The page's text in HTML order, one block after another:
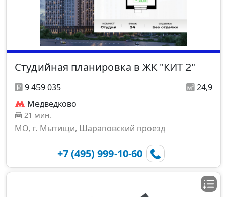
Студийная планировка в ЖК "КИТ 2"
9 459 035
24,9
Медведково
21 мин.
МО, г. Мытищи, Шараповский проезд
+7 (495) 999-10-60